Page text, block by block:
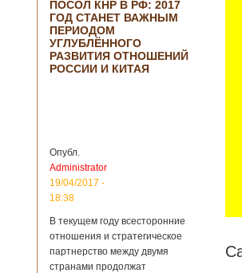
собираются
разрабатывать
тяжелый
вертолет
В ближайшее
время между
Китаем и Россией
планируется
подписание
директор по
региональной
политике и
международному
государственной
корпорации
«Ростех» Виктор
Кладов
ПОСОЛ КНР В РФ: 2017
ГОД СТАНЕТ ВАЖНЫМ
ПЕРИОДОМ
УГЛУБЛЁННОГО
РАЗВИТИЯ ОТНОШЕНИЙ
РОССИИ И КИТАЯ
Опубл.
Administrator
19/04/2017 -
18:38
В текущем году всесторонние
отношения и стратегическое
партнерство между двумя
странами продолжат